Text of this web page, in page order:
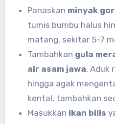
Panaskan minyak
tumis bumbu halus
matang, sekitar 5-7
Tambahkan gula
air asam jawa. Aduk
hingga agak
kental, tambahkan
Masukkan ikan bilis